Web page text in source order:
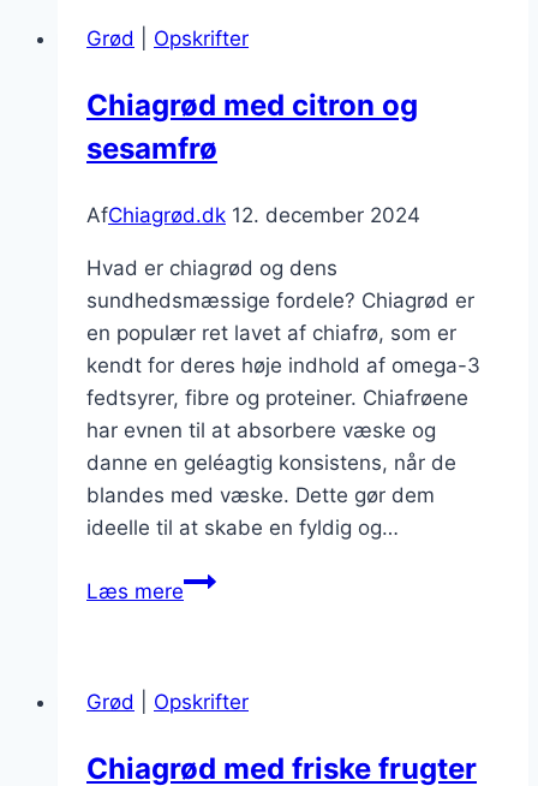
ingefær
et
friskt
Grød Opskrifter
Chiagrød med citron og
sesamfrø
AfChiagrød.dk 12. december 2024
Hvad er chiagrød og dens
sundhedsmæssige fordele? Chiagrød er
en populær ret lavet af chiafrø, som er
kendt for deres høje indhold af omega-3
fedtsyrer, fibre og proteiner. Chiafrøene
har evnen til at absorbere væske og
danne en geléagtig konsistens, når de
blandes med væske. Dette gør dem
ideelle til at skabe en fyldig og…
Læs mereChiagrød
sesamfrø
Grød Opskrifter
Chiagrød med friske frugter